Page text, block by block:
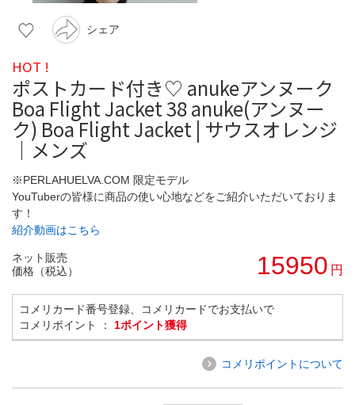
シェア
HOT !
ポストカード付き♡ anukeアンヌーク
Boa Flight Jacket 38 anuke(アンヌー
ク) Boa Flight Jacket | サウスオレンジ
｜メンズ
※PERLAHUELVA.COM 限定モデル
YouTuberの皆様に商品の使い心地などをご紹介いただいておりま
す！
紹介動画はこちら
ネット販売
価格（税込）
15950 円
コメリカード番号登録、コメリカードでお支払いで
コメリポイント ： 1ポイント獲得
コメリポイントについて